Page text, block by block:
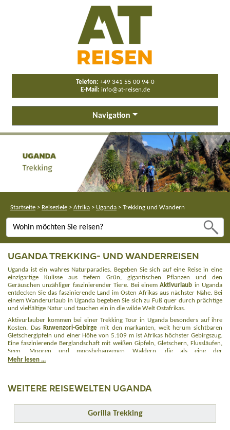
Telefon: +49 341 55 00 94-0
E-Mail: info@at-reisen.de
Navigation
Startseite > Reiseziele > Afrika > Uganda > Trekking und Wandern
UGANDA TREKKING- UND WANDERREISEN
Uganda ist ein wahres Naturparadies. Begeben Sie sich auf eine Reise in eine
einzigartige Kulisse aus tiefem Grün, gigantischen Pflanzen und den
Geräuschen unzähliger faszinierender Tiere. Bei einemAktivurlaub in Uganda
entdecken Sie das faszinierende Land im Osten Afrikas aus nächster Nähe. Bei
einem Wanderurlaub in Uganda begeben Sie sich zu Fuß quer durch prächtige
und vielfältige Natur und tauchen ein in die wilde Welt Ostafrikas.
Aktivurlauber kommen bei einer Trekking Tour in Uganda besonders auf ihre
Kosten. Das Ruwenzori-Gebirge mit den markanten, weit herum sichtbaren
Gletschergipfeln und einer Höhe von 5.109 m ist Afrikas höchster Gebirgszug.
Eine faszinierende Berglandschaft mit weißen Gipfeln, Gletschern, Flussläufen,
Seen, Mooren und moosbehangenen Wäldern, die als eine der
beeindruckendsten und fremdartigsten Regionen der Welt gilt.
das Gebirge einen Teil seiner Unzugänglichkeit und geheimnisvollen Faszination
weitere Gipfelzu erklimmen. Ideale Bedingungen für eine
Mehr lesen ...
WEITERE REISEWELTEN UGANDA
Gorilla Trekking